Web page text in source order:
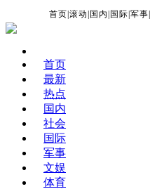
首页 |滚动 国内 国际 |军事
首页
最新
热点
国内
社会
国际
军事
文娱
体育